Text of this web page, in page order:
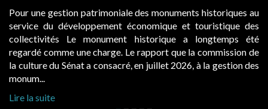
des monuments historiques au
et touristique des
historique a longtemps été
rapport que la commission de
en juillet 2026, à la gestion des
Evocatrices des bains de
également un beau sujet
public, elles donnent lieu au
d’occupation. Saisies par des